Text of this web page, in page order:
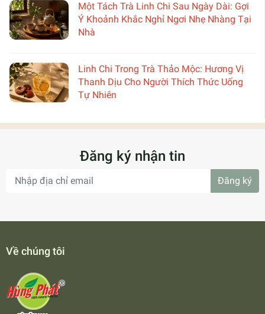
Một Tách Trà Linh Chi Sau Ngày Dài: Gợi
Ý Khoảnh Khắc Nghỉ Ngơi Nhẹ Nhàng Tại
Nhà
Linh Chi Trong Trà Thảo Mộc: Hương Vị
Thanh Dịu Cho Người Thích Thức Uống
Tự Nhiên
Đăng ký nhận tin
Đăng ký
Về chúng tôi